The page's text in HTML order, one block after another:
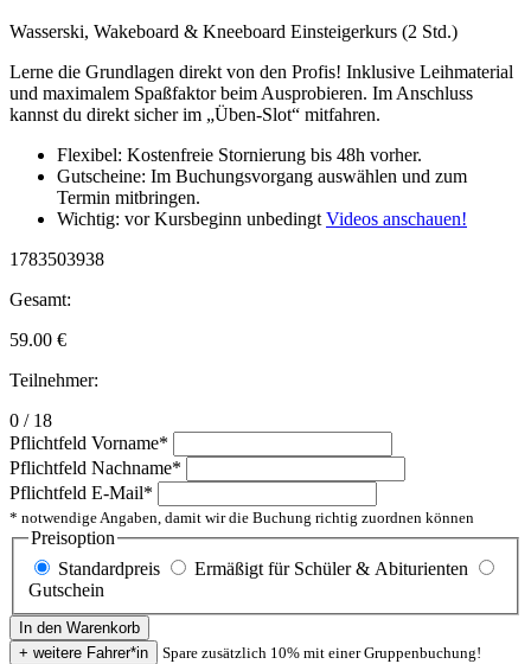
Wasserski, Wakeboard & Kneeboard Einsteigerkurs (2 Std.)
Lerne die Grundlagen direkt von den Profis! Inklusive Leihmaterial
und maximalem Spaßfaktor beim Ausprobieren. Im Anschluss
kannst du direkt sicher im „Üben-Slot“ mitfahren.
Flexibel: Kostenfreie Stornierung bis 48h vorher.
Gutscheine: Im Buchungsvorgang auswählen und zum
Termin mitbringen.
Wichtig: vor Kursbeginn unbedingtVideos anschauen!
1783503938
Gesamt:
59.00 €
Teilnehmer:
0 / 18
Pflichtfeld Vorname*
Pflichtfeld Nachname*
Pflichtfeld E-Mail*
* notwendige Angaben, damit wir die Buchung richtig zuordnen können
Preisoption
Standardpreis
Ermäßigt für Schüler & Abiturienten
Gutschein
Spare zusätzlich 10% mit einer Gruppenbuchung!